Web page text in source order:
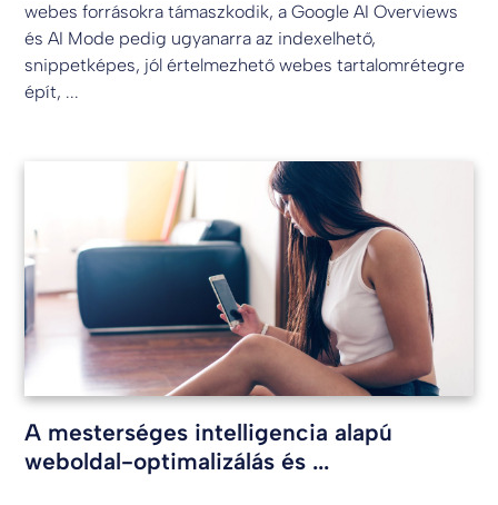
webes forrásokra támaszkodik, a Google AI Overviews
és AI Mode pedig ugyanarra az indexelhető,
snippetképes, jól értelmezhető webes tartalomrétegre
épít, ...
A mesterséges intelligencia alapú
weboldal-optimalizálás és ...